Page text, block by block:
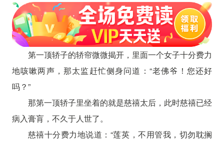
第一顶轿子的轿帘微微揭开，里面一个女子十分费力
地咳嗽两声，那太监赶忙侧身问道：“老佛爷！您还好
吗？”
那第一顶轿子里坐着的就是慈禧太后，此时慈禧已经
病入膏肓，不久于人世了。
慈禧十分费力地说道：“莲英，不用管我，切勿耽搁